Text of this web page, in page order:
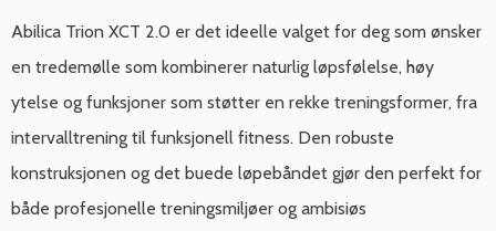
Abilica Trion XCT 2.0 er det ideelle valget for deg som ønsker
en tredemølle som kombinerer naturlig løpsfølelse, høy
ytelse og funksjoner som støtter en rekke treningsformer, fra
intervalltrening til funksjonell fitness. Den robuste
konstruksjonen og det buede løpebåndet gjør den perfekt for
både profesjonelle treningsmiljøer og ambisiøs